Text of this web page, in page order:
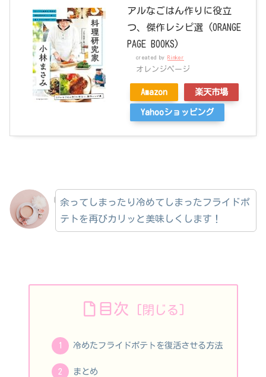
アルなごはん作りに役立
つ、傑作レシピ選 (ORANGE
PAGE BOOKS)
created by Rinker
オレンジページ
Amazon 楽天市場
Yahooショッピング
余ってしまったり冷めてしまったフライドポ
テトを再びカリッと美味しくします！
目次
冷めたフライドポテトを復活させる方法
まとめ